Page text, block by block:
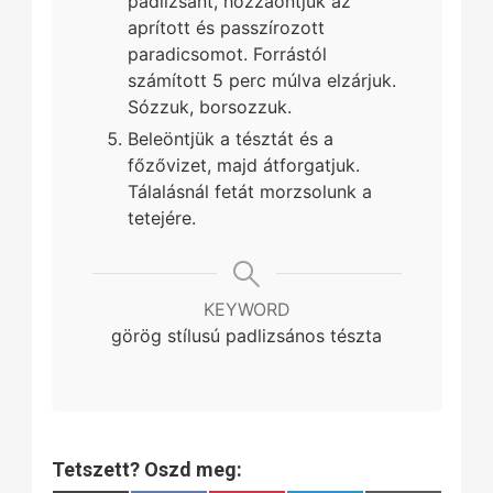
aprított és passzírozott
paradicsomot. Forrástól
számított 5 perc múlva elzárjuk.
Sózzuk, borsozzuk.
Beleöntjük a tésztát és a
főzővizet, majd átforgatjuk.
Tálalásnál fetát morzsolunk a
tetejére.
KEYWORD
görög stílusú padlizsános tészta
Tetszett? Oszd meg: